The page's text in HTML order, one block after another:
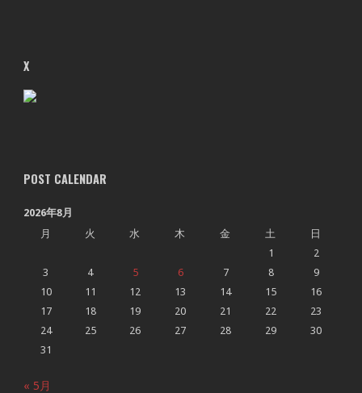
X
POST CALENDAR
2026年8月
月
火 水 木 金 土
日
1
2
3
4 5 6 7 8
9
10
11 12 13 14 15
16
17
18 19 20 21 22
23
24
25 26 27 28 29
30
31
« 5月